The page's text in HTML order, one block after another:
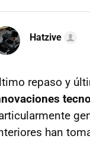
Hatzive
repaso y
han